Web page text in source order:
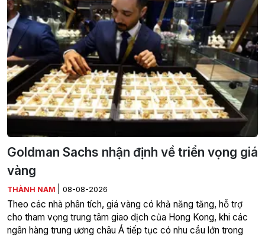
Goldman Sachs nhận định về triển vọng giá
vàng
THÀNH NAM 08-08-2026
Theo các nhà phân tích, giá vàng có khả năng tăng, hỗ trợ
cho tham vọng trung tâm giao dịch của Hong Kong, khi các
ngân hàng trung ương châu Á tiếp tục có nhu cầu lớn trong